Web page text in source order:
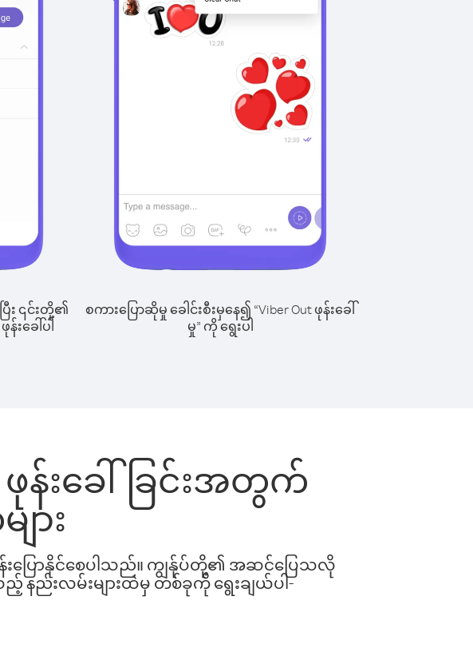
း ၎င်းတို့၏
ခေါ်ပါ
စကားပြောဆိုမှု ခေါင်းစီးမှနေ၍ “Viber Out ဖုန်းခေါ်
မှု” ကို ရွေးပါ
န်းခေါ်ခြင်းအတွက်
ား
းပြောနိုင်စေပါသည်။ ကျွန်ုပ်တို့၏ အဆင်ပြေသလို
နည်းလမ်းများထဲမှ တစ်ခုကို ရွေးချယ်ပါ-